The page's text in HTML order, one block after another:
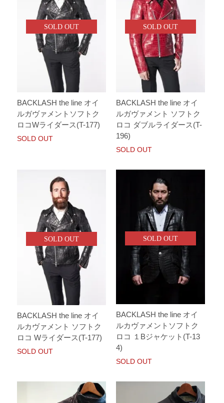
SOLD OUT
BACKLASH the line オイ
ルガヴァメントソフトク
ロコWライダース(T-177)
SOLD OUT
SOLD OUT
BACKLASH the line オイ
ルガヴァメント ソフトク
ロコ ダブルライダース(T-
196)
SOLD OUT
SOLD OUT
BACKLASH the line オイ
ルカヴァメント ソフトク
ロコ Wライダース(T-177)
SOLD OUT
SOLD OUT
BACKLASH the line オイ
ルカヴァメントソフトク
ロコ １Bジャケット(T-13
4)
SOLD OUT